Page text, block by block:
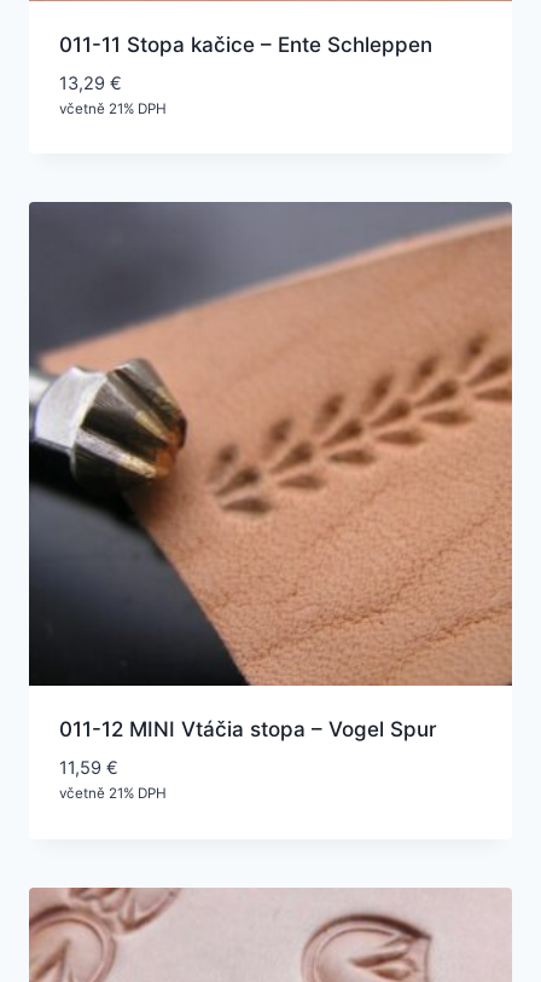
011-11 Stopa kačice – Ente Schleppen
13,29 €
včetně 21% DPH
011-12 MINI Vtáčia stopa – Vogel Spur
11,59 €
včetně 21% DPH